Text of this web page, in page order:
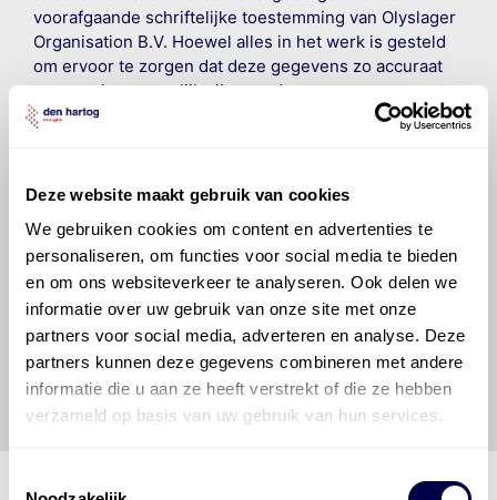
Deze website maakt gebruik van cookies
We gebruiken cookies om content en advertenties te
personaliseren, om functies voor social media te bieden
en om ons websiteverkeer te analyseren. Ook delen we
informatie over uw gebruik van onze site met onze
partners voor social media, adverteren en analyse. Deze
partners kunnen deze gegevens combineren met andere
informatie die u aan ze heeft verstrekt of die ze hebben
verzameld op basis van uw gebruik van hun services.
voorafgaande schriftelijke toestemming van Olyslager
Organisation B.V. Hoewel alles in het werk is gesteld
om ervoor te zorgen dat deze gegevens zo accuraat
en compleet mogelijk zijn, wordt geen
aansprakelijkheid aanvaard, anders dan waartoe een
informatie. Door deze olieaanbevelingsinformatie te
hij/zij de ervaring, de kennis en het vermogen heeft
om de vereiste onderhoudswerkzaamheden op een
veilige en verantwoorde manier uit te voeren. Hij/zij
vrijwaart en indemniseert de uitgever enDen Hartog
Energiesvoor enig verlies, letsel, claim en schade
veroorzaakt door een onjuiste interpretatie of een
onjuist gebruik van de gepubliceerde gegevens.